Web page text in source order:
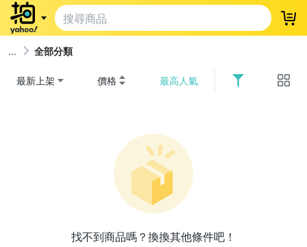
登
全部分類
最新上架 價格 最高人氣
找不到商品嗎？換換其他條件吧！